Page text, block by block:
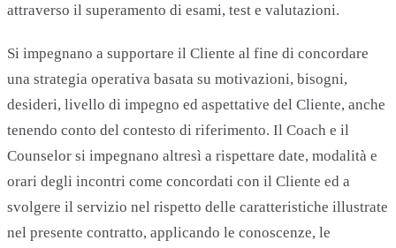
attraverso il superamento di esami, test e valutazioni.
Si impegnano a supportare il Cliente al fine di concordare
una strategia operativa basata su motivazioni, bisogni,
desideri, livello di impegno ed aspettative del Cliente, anche
tenendo conto del contesto di riferimento. Il Coach e il
Counselor si impegnano altresì a rispettare date, modalità e
orari degli incontri come concordati con il Cliente ed a
svolgere il servizio nel rispetto delle caratteristiche illustrate
nel presente contratto, applicando le conoscenze, le